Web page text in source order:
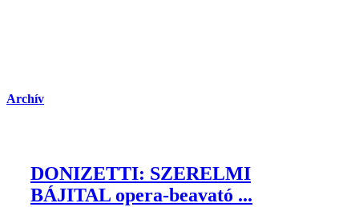
Archív
DONIZETTI: SZERELMI
BÁJITAL opera-beavató ...